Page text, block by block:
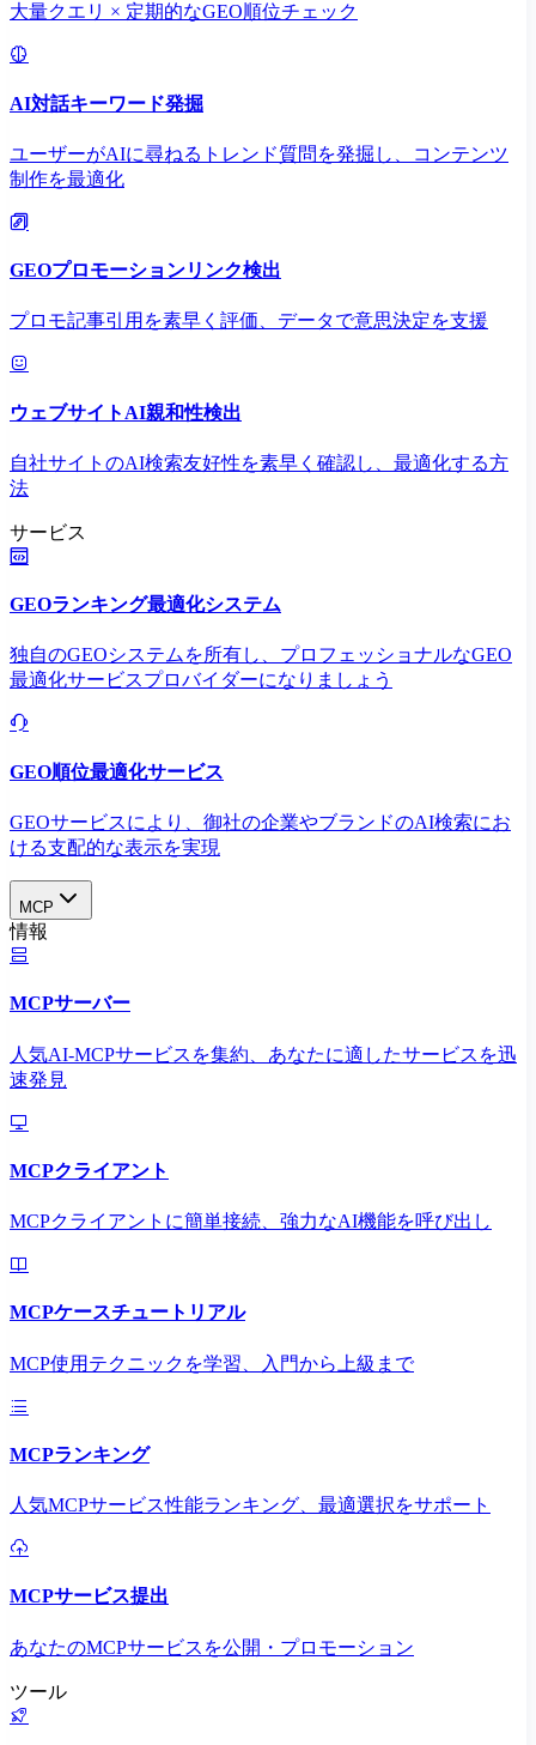
大量クエリ × 定期的なGEO順位チェック
AI対話キーワード発掘
ユーザーがAIに尋ねるトレンド質問を発掘し、コンテンツ
制作を最適化
GEOプロモーションリンク検出
プロモ記事引用を素早く評価、データで意思決定を支援
ウェブサイトAI親和性検出
自社サイトのAI検索友好性を素早く確認し、最適化する方
法
サービス
GEOランキング最適化システム
独自のGEOシステムを所有し、プロフェッショナルなGEO
最適化サービスプロバイダーになりましょう
GEO順位最適化サービス
GEOサービスにより、御社の企業やブランドのAI検索にお
ける支配的な表示を実現​
MCP
情報
MCPサーバー
人気AI-MCPサービスを集約、あなたに適したサービスを迅
速発見
MCPクライアント
MCPクライアントに簡単接続、強力なAI機能を呼び出し
MCPケースチュートリアル
MCP使用テクニックを学習、入門から上級まで
MCPランキング
人気MCPサービス性能ランキング、最適選択をサポート
MCPサービス提出
あなたのMCPサービスを公開・プロモーション
ツール